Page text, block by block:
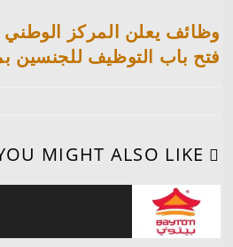
وظائف يعلن المركز الوطني
فتح باب التوظيف للجنسين
MIGHT ALSO LIKE